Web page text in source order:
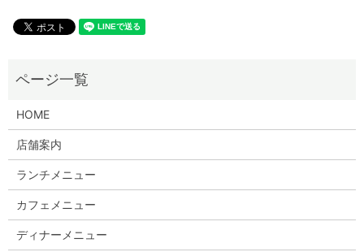
HOME
店舗案内
ランチメニュー
カフェメニュー
ディナーメニュー